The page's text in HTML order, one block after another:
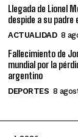
Llegada de Lionel
despide a su padre
ACTUALIDAD 8
Fallecimiento de
mundial por la
argentino
DEPORTES 8